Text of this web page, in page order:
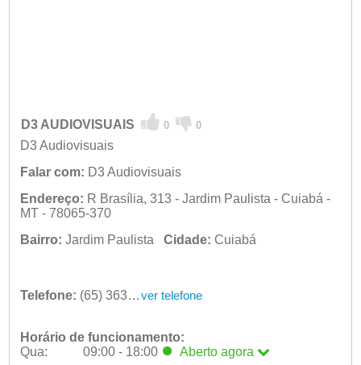
D3 AUDIOVISUAIS 0 0
D3 Audiovisuais
Falar com: D3 Audiovisuais
Endereço: R Brasília, 313 - Jardim Paulista - Cuiabá -
MT - 78065-370
Bairro: Jardim Paulista Cidade: Cuiabá
Telefone: (65) 3634-1104 ver telefone
Horário de funcionamento:
Qua:
09:00 - 18:00 Aberto agora